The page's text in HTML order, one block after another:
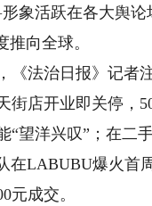
象活跃在各大舆
推向全球。
法治日报》记者注
街店开业即关停，
“望洋兴叹”；在二
在LABUBU爆火首
元成交。